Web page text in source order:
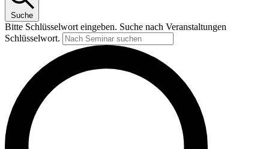
Suche
Bitte Schlüsselwort eingeben. Suche nach Veranstaltungen
Schlüsselwort.